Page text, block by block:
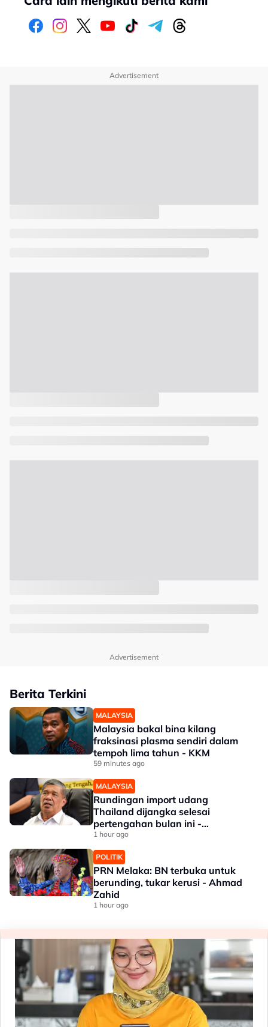
Advertisement
Advertisement
Berita Terkini
MALAYSIA
Malaysia bakal bina kilang
fraksinasi plasma sendiri dalam
tempoh lima tahun - KKM
59 minutes ago
MALAYSIA
Rundingan import udang
Thailand dijangka selesai
pertengahan bulan ini -
Mohamad
1 hour ago
POLITIK
PRN Melaka: BN terbuka untuk
berunding, tukar kerusi - Ahmad
Zahid
1 hour ago